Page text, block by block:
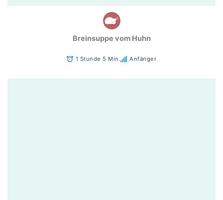
Breinsuppe vom Huhn
1 Stunde 5 Min. Anfänger